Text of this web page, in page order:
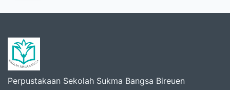
Perpustakaan Sekolah Sukma Bangsa Bireuen